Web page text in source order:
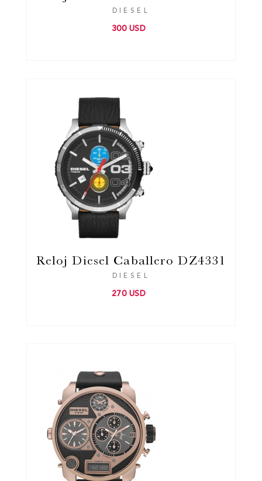
DIESEL
300 USD
Reloj Diesel Caballero DZ4331
DIESEL
270 USD